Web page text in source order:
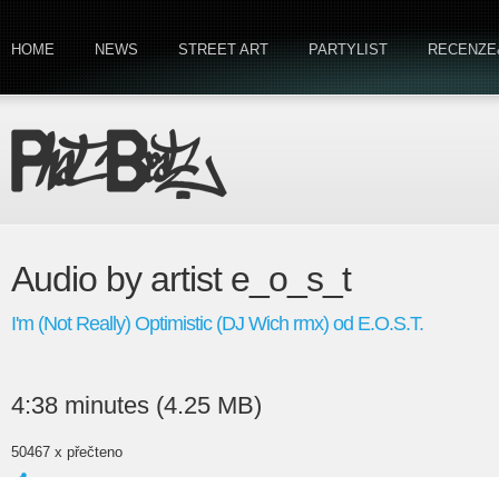
HOME NEWS STREET ART PARTYLIST
Audio by artist e_o_s_t
I'm (Not Really) Optimistic (DJ Wich rmx) od E.O.S.T.
4:38 minutes (4.25 MB)
50467 x přečteno